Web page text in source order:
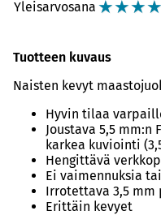
Yleisarvosana ☆☆☆☆
Tuotteen kuvaus
Naisten kevyt
Hyvin tilaa
Joustava 5,5 mm:n
karkea kuviointi
Hengittävä
Ei vaimennuksia
Irrotettava 3,5 mm
Erittäin kevyet